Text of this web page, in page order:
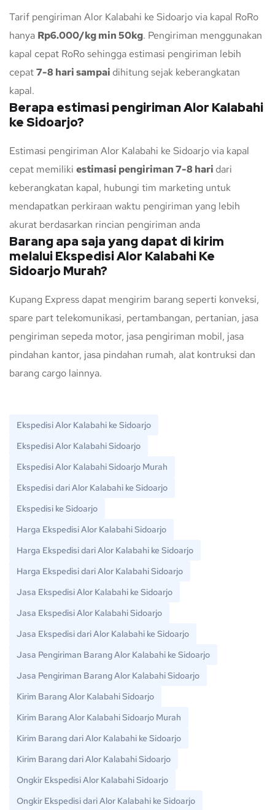
Tarif pengiriman Alor Kalabahi ke Sidoarjo via kapal RoRo
hanya Rp6.000/kg min 50kg. Pengiriman menggunakan
kapal cepat RoRo sehingga estimasi pengiriman lebih
cepat7-8 hari sampai dihitung sejak keberangkatan
kapal.
Berapa estimasi pengiriman Alor Kalabahi
ke Sidoarjo?
Estimasi pengiriman Alor Kalabahi ke Sidoarjo via kapal
cepat memiliki estimasi pengiriman 7-8 hari dari
keberangkatan kapal, hubungi tim marketing untuk
mendapatkan perkiraan waktu pengiriman yang lebih
akurat berdasarkan rincian pengiriman anda
Barang apa saja yang dapat di kirim
melalui Ekspedisi Alor Kalabahi Ke
Sidoarjo Murah?
Kupang Express dapat mengirim barang seperti konveksi,
spare part telekomunikasi, pertambangan, pertanian, jasa
pengiriman sepeda motor, jasa pengiriman mobil, jasa
pindahan kantor, jasa pindahan rumah, alat kontruksi dan
barang cargo lainnya.
Ekspedisi Alor Kalabahi ke Sidoarjo
Ekspedisi Alor Kalabahi Sidoarjo
Ekspedisi Alor Kalabahi Sidoarjo Murah
Ekspedisi dari Alor Kalabahi ke Sidoarjo
Ekspedisi ke Sidoarjo
Harga Ekspedisi Alor Kalabahi Sidoarjo
Harga Ekspedisi dari Alor Kalabahi ke Sidoarjo
Harga Ekspedisi dari Alor Kalabahi Sidoarjo
Jasa Ekspedisi Alor Kalabahi ke Sidoarjo
Jasa Ekspedisi Alor Kalabahi Sidoarjo
Jasa Ekspedisi dari Alor Kalabahi ke Sidoarjo
Jasa Pengiriman Barang Alor Kalabahi ke Sidoarjo
Jasa Pengiriman Barang Alor Kalabahi Sidoarjo
Kirim Barang Alor Kalabahi Sidoarjo
Kirim Barang Alor Kalabahi Sidoarjo Murah
Kirim Barang dari Alor Kalabahi ke Sidoarjo
Kirim Barang dari Alor Kalabahi Sidoarjo
Ongkir Ekspedisi Alor Kalabahi Sidoarjo
Ongkir Ekspedisi dari Alor Kalabahi ke Sidoarjo